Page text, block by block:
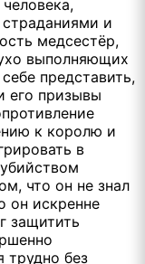
и
медсестёр,
выполняющих
представить,
его призывы
к королю и
в
что он не знал
он искренне
защитить
трудно без